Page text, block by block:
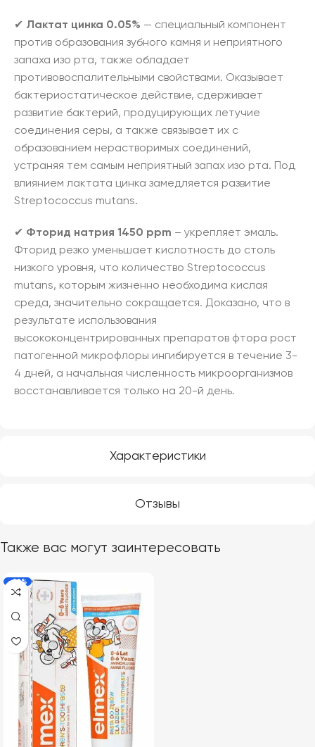
Характеристики
Отзывы
✔ Лактат цинка 0.05% — специальный компонент
против образования зубного камня и неприятного
запаха изо рта, также обладает
противовоспалительными свойствами. Оказывает
бактериостатическое действие, сдерживает
развитие бактерий, продуцирующих летучие
соединения серы, а также связывает их с
образованием нерастворимых соединений,
устраняя тем самым неприятный запах изо рта. Под
влиянием лактата цинка замедляется развитие
Streptococcus mutans.
✔ Фторид натрия 1450 ppm – укрепляет эмаль.
Фторид резко уменьшает кислотность до столь
низкого уровня, что количество Streptococcus
mutans, которым жизненно необходима кислая
среда, значительно сокращается. Доказано, что в
результате использования
высококонцентрированных препаратов фтора рост
патогенной микрофлоры ингибируется в течение 3-
4 дней, а начальная численность микроорганизмов
восстанавливается только на 20-й день.
Также вас могут заинтересовать
-22%